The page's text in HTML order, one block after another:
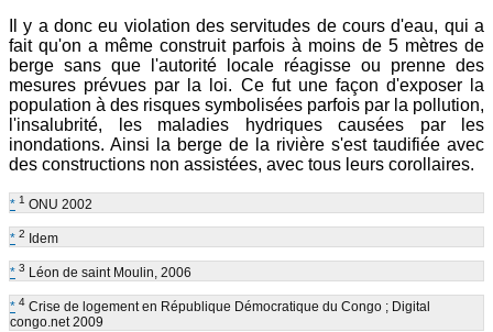
Il y a donc eu violation des servitudes de cours d'eau, qui a
fait qu'on a même construit parfois à moins de 5 mètres de
berge sans que l'autorité locale réagisse ou prenne des
mesures prévues par la loi. Ce fut une façon d'exposer la
population à des risques symbolisées parfois par la pollution,
l'insalubrité, les maladies hydriques causées par les
inondations. Ainsi la berge de la rivière s'est taudifiée avec
des constructions non assistées, avec tous leurs corollaires.
* 1 ONU 2002
* 2 Idem
* 3 Léon de saint Moulin, 2006
* 4 Crise de logement en République Démocratique du Congo ; Digital
congo.net 2009